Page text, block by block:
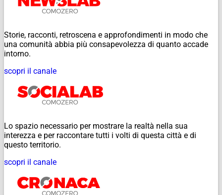
Storie, racconti, retroscena e approfondimenti in modo che
una comunità abbia più consapevolezza di quanto accade
intorno.
scopri il canale
Lo spazio necessario per mostrare la realtà nella sua
interezza e per raccontare tutti i volti di questa città e di
questo territorio.
scopri il canale